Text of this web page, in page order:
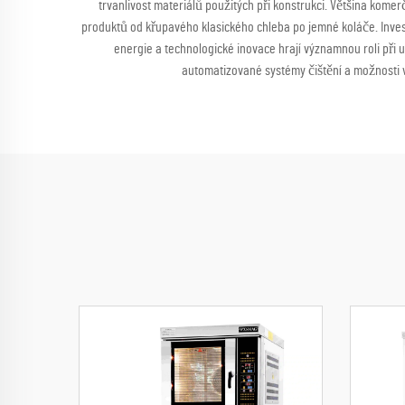
trvanlivost materiálů použitých při konstrukci. Většina
produktů od křupavého klasického chleba po jemné koláče.
energie a technologické inovace hrají významnou roli
automatizované systémy čištění a